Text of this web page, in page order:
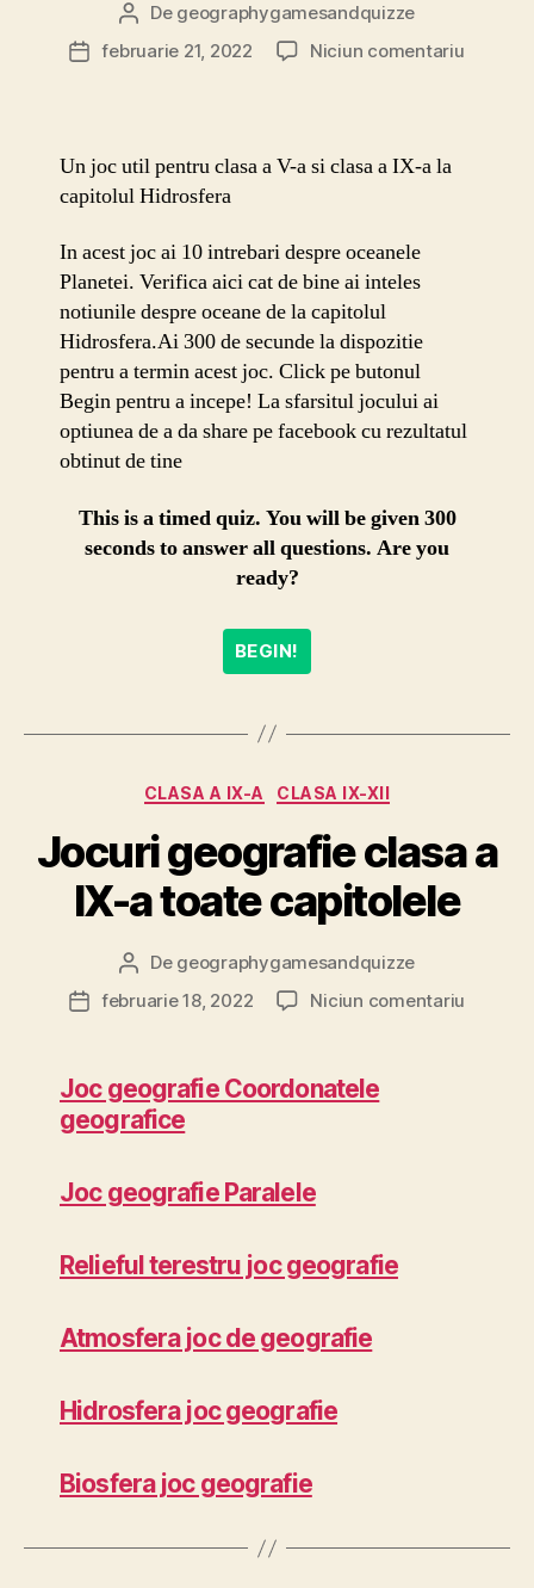
Autor
articol
De geographygamesandquizze
Datăfebruarie 21, 2022 Niciun comentariula
Un joc util pentru clasa a V-a si clasa a IX-a la
capitolul Hidrosfera
In acest joc ai 10 intrebari despre oceanele
Planetei. Verifica aici cat de bine ai inteles
notiunile despre oceane de la capitolul
Hidrosfera.Ai 300 de secunde la dispozitie
pentru a termin acest joc. Click pe butonul
Begin pentru a incepe! La sfarsitul jocului ai
optiunea de a da share pe facebook cu rezultatul
obtinut de tine
This is a timed quiz. You will be given 300
seconds to answer all questions. Are you
ready?
BEGIN!
Categorii
CLASA A IX-A CLASA IX-XII
Jocuri geografie clasa a
IX-a toate capitolele
Autor
articol
De geographygamesandquizze
Datăfebruarie 18, 2022 Niciun comentariu
Joc geografie Coordonatele
geografice
Joc geografie Paralele
Relieful terestru joc geografie
Atmosfera joc de geografie
Hidrosfera joc geografie
Biosfera joc geografie